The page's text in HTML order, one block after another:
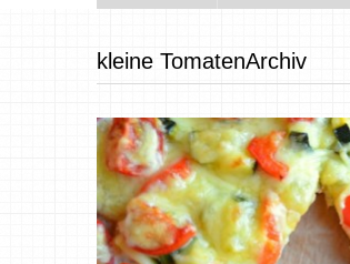
kleine TomatenArchiv